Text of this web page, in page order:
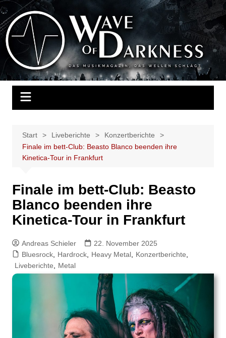
Zum
Inhalt
springen
Wave of Darkness
Das Musikmagazin, das Wellen schlägt. Konzerte, Festivals, Events,
Fotos, Termine, Interviews, Berichte, Musik
Start Liveberichte
Konzertberichte
Finale im bett-Club: Beasto Blanco beenden ihre
Kinetica-Tour in Frankfurt
Finale im bett-Club: Beasto
Blanco beenden ihre
Kinetica-Tour in Frankfurt
Andreas Schieler
22. November 2025
Bluesrock, Hardrock, Heavy Metal, Konzertberichte
Liveberichte
Metal